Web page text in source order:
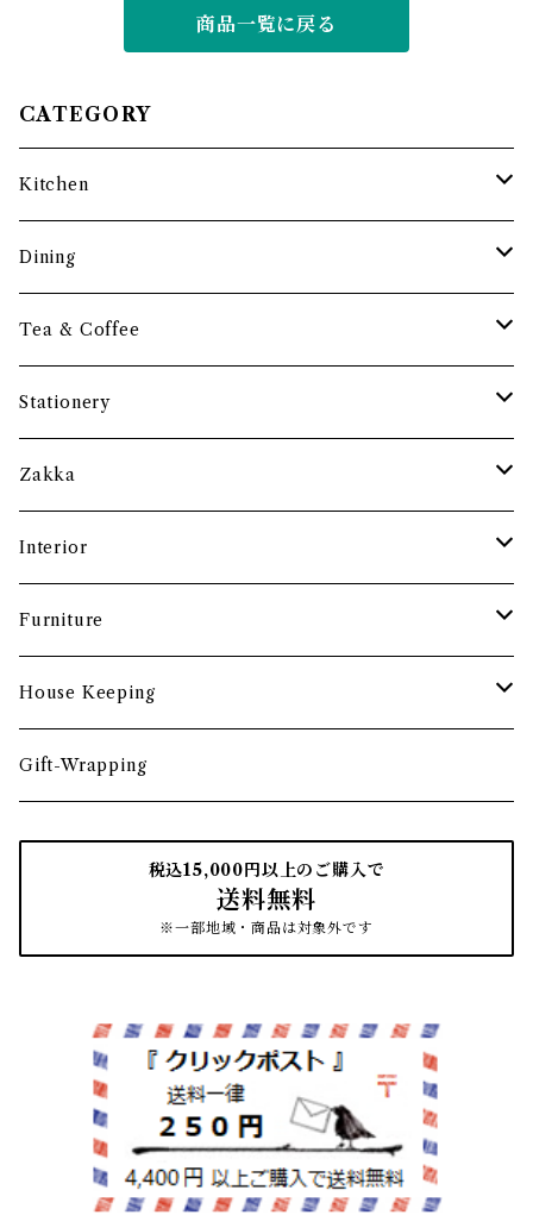
商品一覧に戻る
CATEGORY
Kitchen
調理道具
保存容器・水筒
まな板
土鍋・お鍋まわり
Dining
皿・プレート
小鉢・器
グラス・タンブラー
酒器
食卓小物
カトラリー
箸・箸置き
Tea & Coffee
コーヒーアイテム
ポット
カップ・ソーサー・マグ
茶托・銘々皿
トレイ・コースター
お盆
茶筒
Stationery
ペーパーウェイト
ペントレー
ペーパーツール
文房具収納
遊印
インクパッド
Zakka
和ろうそく
ポーチ
Interior
バスケット
鏡・ミラー
フック
花器
Furniture
デスク・スツール
本棚・収納棚
House Keeping
たわし
ほうき
Gift-Wrapping
税込15,000円以上のご購入で
送料無料
※一部地域・商品は対象外です